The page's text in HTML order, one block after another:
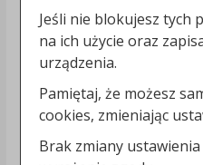
Jeśli nie blokujesz tych
na ich użycie oraz
urządzenia.
Pamiętaj, że możesz
cookies, zmieniając
Brak zmiany